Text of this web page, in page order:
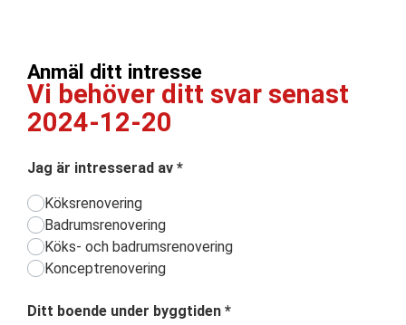
Anmäl ditt intresse
Vi behöver ditt svar senast
2024-12-20
Jag är intresserad av *
Köksrenovering
Badrumsrenovering
Köks- och badrumsrenovering
Konceptrenovering
Ditt boende under byggtiden *